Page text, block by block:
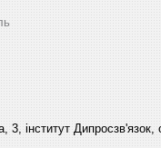
3, інститут